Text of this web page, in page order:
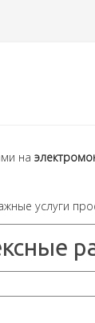
на
услуги